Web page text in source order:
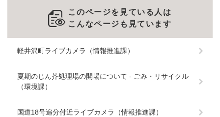
このページを見ている人は
こんなページも見ています
軽井沢町ライブカメラ（情報推進課）
夏期のじん芥処理場の開場について - ごみ・リサイクル
（環境課）
国道18号追分付近ライブカメラ（情報推進課）